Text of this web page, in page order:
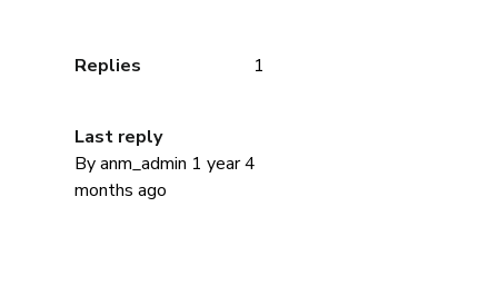
Replies 1
Last reply
Byanm_admin 1 year 4
months ago